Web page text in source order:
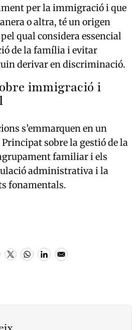
per la immigració i que
o altra, té un origen
qual considera essencial
de la família i evitar
derivar en discriminació.
immigració i
s’emmarquen en un
sobre la gestió de la
familiar i els
administrativa i la
fonamentals.